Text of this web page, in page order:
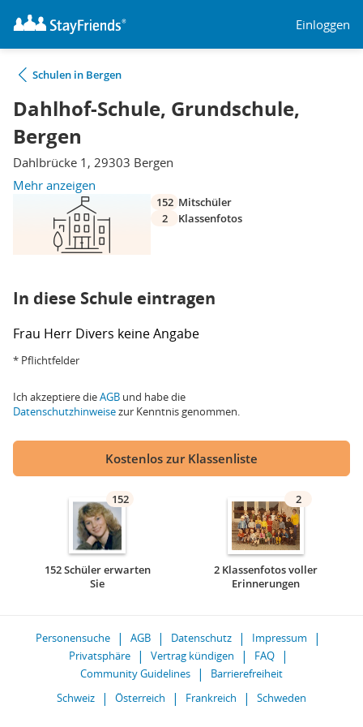
Einloggen
Schulen in Bergen
Dahlhof-Schule, Grundschule,
Bergen
Dahlbrücke 1, 29303 Bergen
Mehr anzeigen
152 Mitschüler
2
Klassenfotos
In diese Schule eintragen
Frau Herr Divers keine Angabe
* Pflichtfelder
Ich akzeptiere dieAGB und habe die
Datenschutzhinweisezur Kenntnis genommen.
Kostenlos zur Klassenliste
152
152 Schüler erwarten
Sie
2
2 Klassenfotos voller
Erinnerungen
Personensuche AGB Datenschutz
Impressum
Privatsphäre
Vertrag kündigen
FAQ
Community Guidelines
Barrierefreiheit
Schweiz
Österreich Frankreich Schweden